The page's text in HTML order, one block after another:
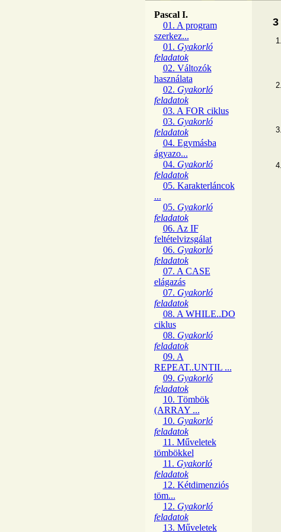
Pascal I.
01. A program
szerkez...
01. Gyakorló
feladatok
02. Változók
használata
02. Gyakorló
feladatok
03. A FOR ciklus
03. Gyakorló
feladatok
04. Egymásba
ágyazo...
04. Gyakorló
feladatok
05. Karakterláncok
...
05. Gyakorló
feladatok
06. Az IF
feltételvizsgálat
06. Gyakorló
feladatok
07. A CASE
elágazás
07. Gyakorló
feladatok
08. A WHILE..DO
ciklus
08. Gyakorló
feladatok
09. A
REPEAT..UNTIL ...
09. Gyakorló
feladatok
10. Tömbök
(ARRAY ...
10. Gyakorló
feladatok
11. Műveletek
tömbökkel
11. Gyakorló
feladatok
12. Kétdimenziós
töm...
12. Gyakorló
feladatok
13. Műveletek
3